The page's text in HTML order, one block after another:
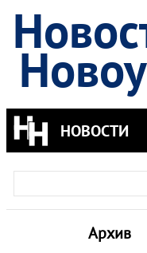
НОВОСТИ
Архив